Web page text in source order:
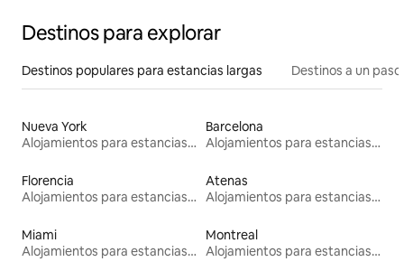
Destinos para explorar
Destinos populares para estancias largas Destinos a un
Nueva York
Alojamientos para estancias largas
Barcelona
Alojamientos para estancias largas
Florencia
Alojamientos para estancias largas
Atenas
Alojamientos para estancias largas
Miami
Alojamientos para estancias largas
Montreal
Alojamientos para estancias largas